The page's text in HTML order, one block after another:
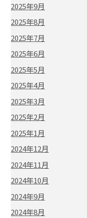
2025年9月
2025年8月
2025年7月
2025年6月
2025年5月
2025年4月
2025年3月
2025年2月
2025年1月
2024年12月
2024年11月
2024年10月
2024年9月
2024年8月